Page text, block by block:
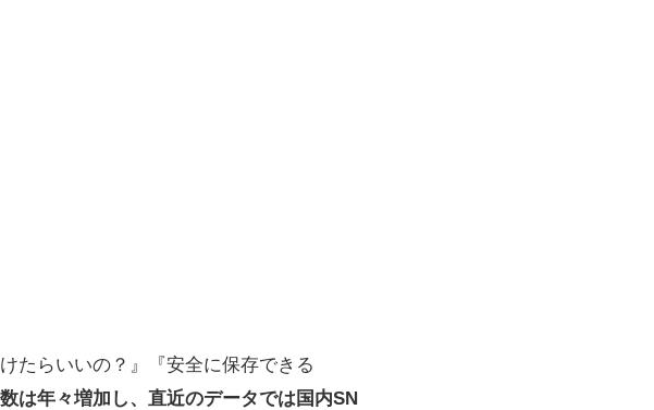
たらいいの？』『安全に保存できる
は年々増加し、直近のデータでは国内SN